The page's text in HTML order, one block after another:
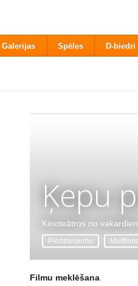
Galerijas Spēles D-biedri
Ķepu
Kinoteātros no
Piedzīvojumu
Filmu meklēšana